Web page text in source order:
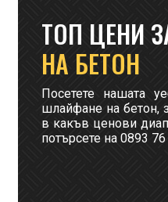
ТОП ЦЕНИ
НА БЕТОН
Посетете нашата
шлайфане на бетон,
в какъв ценови
потърсете на 0893